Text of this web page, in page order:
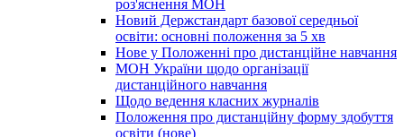
роз'яснення МОН
Новий Держстандарт базової середньої
освіти: основні положення за 5 хв
Нове у Положенні про дистанційне навчання
МОН України щодо організації
дистанційного навчання
Щодо ведення класних журналів
Положення про дистанційну форму здобуття
освіти (нове)